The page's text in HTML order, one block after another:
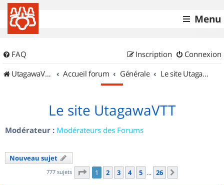
Menu
FAQ Connexion
Inscription
UtagawaVTT (Randos VTT et VTTAE avec traces GPS)
Accueil forum Générale Le site UtagawaVTT
Le site UtagawaVTT
Modérateur : Modérateurs des Forums
Nouveau sujet
777 sujets Page 1sur
1 2 3 4 5 … 26